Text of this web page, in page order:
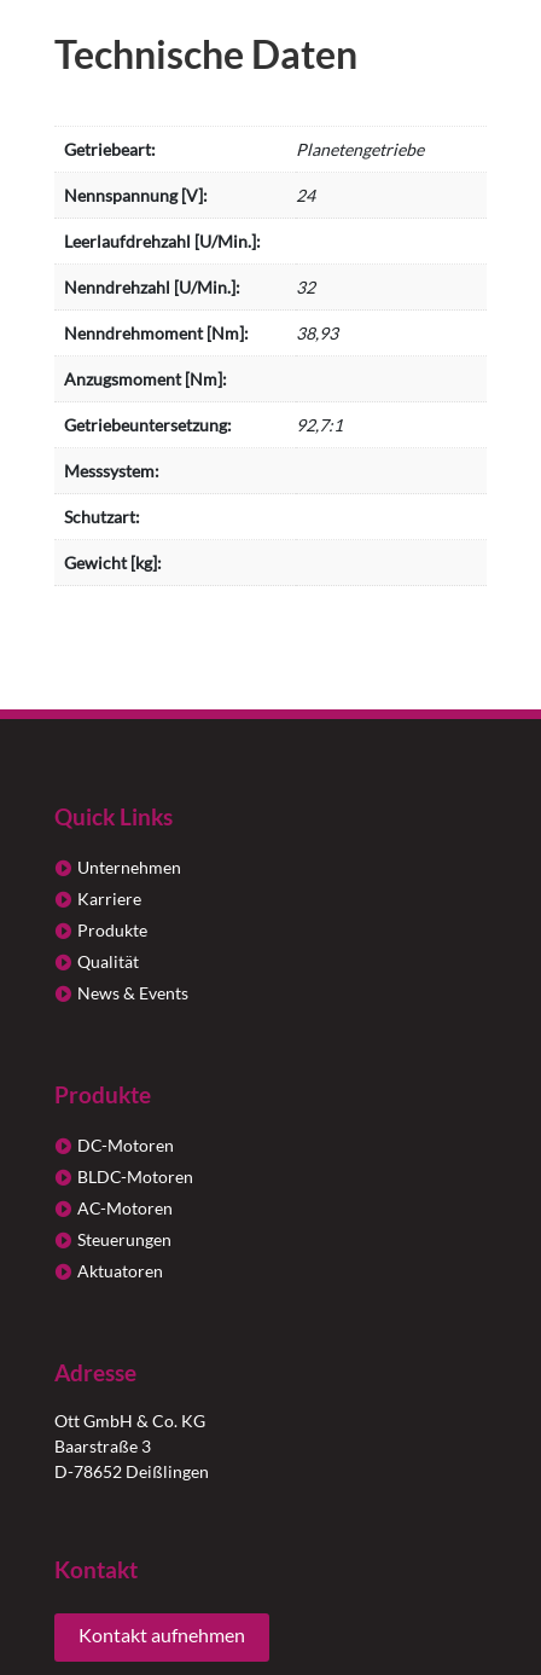
Technische Daten
Getriebeart: Planetengetriebe
Nennspannung [V]: 24
Leerlaufdrehzahl [U/Min.]:
Nenndrehzahl [U/Min.]: 32
Nenndrehmoment [Nm]: 38,93
Anzugsmoment [Nm]:
Getriebeuntersetzung: 92,7:1
Messsystem:
Schutzart:
Gewicht [kg]:
Quick Links
Unternehmen
Karriere
Produkte
Qualität
News & Events
Produkte
DC-Motoren
BLDC-Motoren
AC-Motoren
Steuerungen
Aktuatoren
Adresse
Ott GmbH & Co. KG
Baarstraße 3
D-78652 Deißlingen
Kontakt
Kontakt aufnehmen